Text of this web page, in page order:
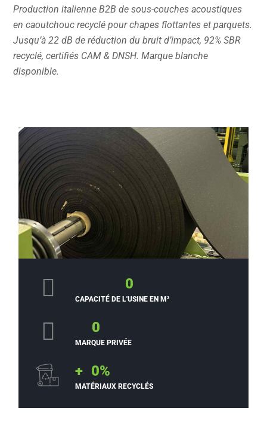
Production italienne B2B de sous-couches acoustiques
en caoutchouc recyclé pour chapes flottantes et parquets.
Jusqu’à 22 dB de réduction du bruit d’impact, 92% SBR
recyclé, certifiés CAM & DNSH. Marque blanche
disponible.
0
CAPACITÉ DE L'USINE EN M²
0
MARQUE PRIVÉE
+ 0%
MATÉRIAUX RECYCLÉS